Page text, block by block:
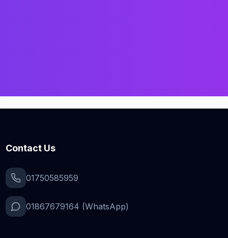
Contact Us
01750585959
01867679164 (WhatsApp)